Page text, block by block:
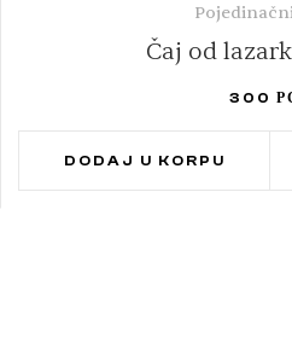
Čaj od
300
DODAJ U KORPU